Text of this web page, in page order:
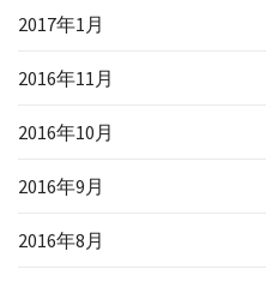
2017年1月
2016年11月
2016年10月
2016年9月
2016年8月